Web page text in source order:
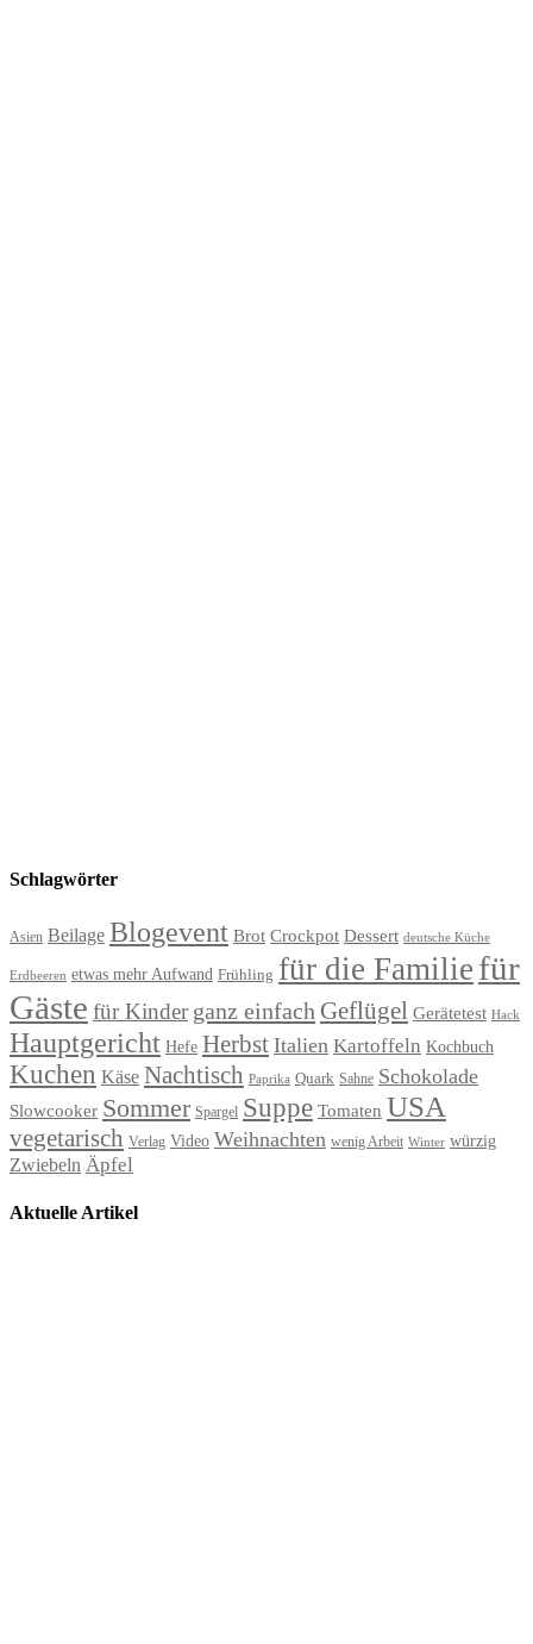
Schlagwörter
Asien Beilage Blogevent Brot Crockpot Dessert deutsche Küche
Erdbeeren etwas mehr Aufwand Frühling für die Familie für
Gäste für Kinder ganz einfach Geflügel Gerätetest Hack
Hauptgericht Hefe Herbst Italien Kartoffeln Kochbuch
Kuchen Käse Nachtisch Paprika Quark Sahne Schokolade
Slowcooker Sommer Spargel Suppe Tomaten USA
vegetarisch Verlag Video Weihnachten wenig Arbeit Winter würzig
Zwiebeln Äpfel
Aktuelle Artikel